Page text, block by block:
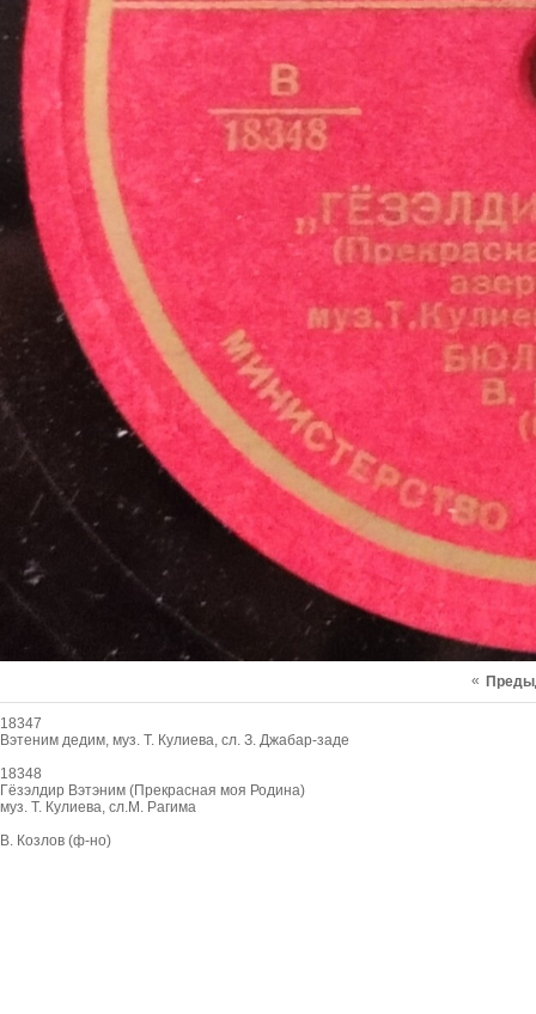
«
18347
Вэтеним дедим, муз. Т. Кулиева, сл. З. Джабар-заде
18348
Гёзэлдир Вэтэним (Прекрасная моя Родина)
муз. Т. Кулиева, сл.М. Рагима
В. Козлов (ф-но)